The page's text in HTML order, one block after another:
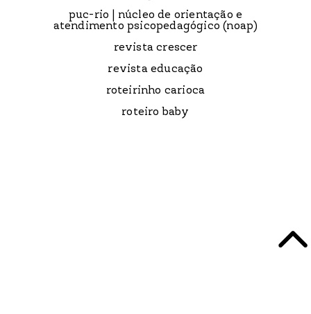
puc-rio | núcleo de orientação e
atendimento psicopedagógico (noap)
revista crescer
revista educação
roteirinho carioca
roteiro baby